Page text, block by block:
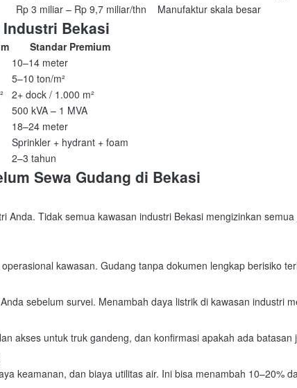
Rp 3 miliar – Rp 9,7 miliar/thn Manufaktur skala besar
Bekasi
Standar Premium
10–14 meter
5–10 ton/m²
2+ dock / 1.000 m²
500 kVA – 1 MVA
18–24 meter
Sprinkler + hydrant + foam
2–3 tahun
Sewa Gudang di Bekasi
Anda. Tidak semua kawasan industri Bekasi mengizinkan
kawasan. Gudang tanpa dokumen lengkap berisiko
sebelum survei. Menambah daya listrik di kawasan industri
akses untuk truk gandeng, dan konfirmasi apakah ada batasan
keamanan, dan biaya utilitas air. Ini bisa menambah 10–20%